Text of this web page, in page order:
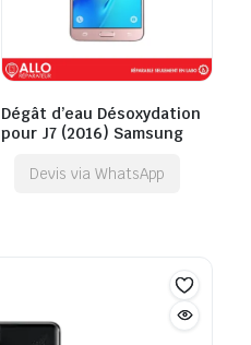
Dégât d’eau Désoxydation
pour J7 (2016) Samsung
Devis via WhatsApp